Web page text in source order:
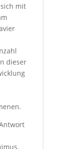
mit
dieser